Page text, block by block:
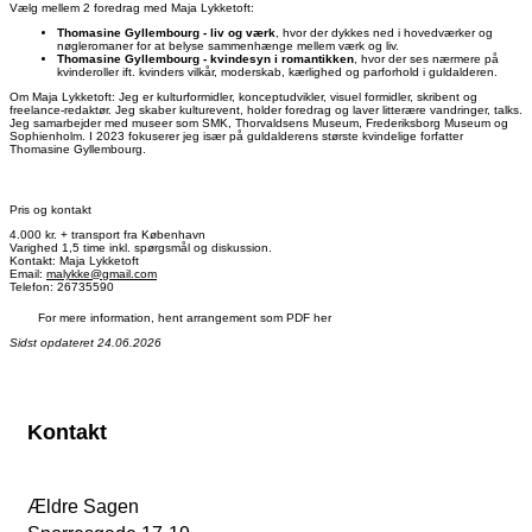
Vælg mellem 2 foredrag med Maja Lykketoft:
Thomasine Gyllembourg - liv og værk, hvor der dykkes ned i hovedværker og
nøgleromaner for at belyse sammenhænge mellem værk og liv.
Thomasine Gyllembourg - kvindesyn i romantikken, hvor der ses nærmere på
kvinderoller ift. kvinders vilkår, moderskab, kærlighed og parforhold i guldalderen.
Om Maja Lykketoft: Jeg er kulturformidler, konceptudvikler, visuel formidler, skribent og
freelance-redaktør. Jeg skaber kulturevent, holder foredrag og laver litterære vandringer, talks.
Jeg samarbejder med museer som SMK, Thorvaldsens Museum, Frederiksborg Museum og
Sophienholm. I 2023 fokuserer jeg især på guldalderens største kvindelige forfatter
Thomasine Gyllembourg.
Pris og kontakt
4.000 kr. + transport fra København
Varighed 1,5 time inkl. spørgsmål og diskussion.
Kontakt: Maja Lykketoft
Email: malykke@gmail.com
Telefon: 26735590
For mere information, hent arrangement som PDF her
Sidst opdateret 24.06.2026
Kontakt
Ældre Sagen